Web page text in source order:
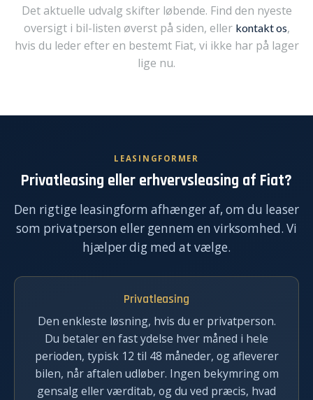
Det aktuelle udvalg skifter løbende. Find den nyeste
oversigt i bil-listen øverst på siden, eller kontakt os,
hvis du leder efter en bestemt Fiat, vi ikke har på lager
lige nu.
LEASINGFORMER
Privatleasing eller erhvervsleasing af Fiat?
Den rigtige leasingform afhænger af, om du leaser
som privatperson eller gennem en virksomhed. Vi
hjælper dig med at vælge.
Privatleasing
Den enkleste løsning, hvis du er privatperson.
Du betaler en fast ydelse hver måned i hele
perioden, typisk 12 til 48 måneder, og afleverer
bilen, når aftalen udløber. Ingen bekymring om
gensalg eller værditab, og du ved præcis, hvad